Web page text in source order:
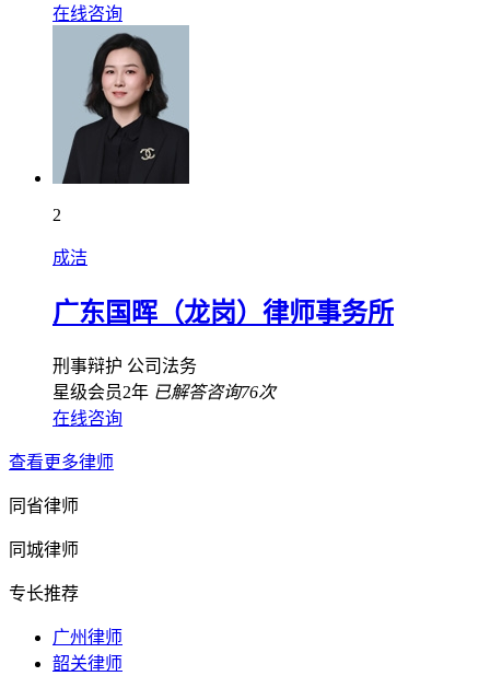
在线咨询
2
成洁
广东国晖（龙岗）律师事务所
刑事辩护 公司法务
星级会员2年 已解答咨询76次
在线咨询
查看更多律师
同省律师
同城律师
专长推荐
广州律师
韶关律师